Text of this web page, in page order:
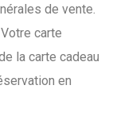
de vente.
carte
la carte cadeau
en